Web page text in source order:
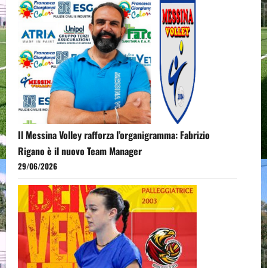
Il Messina Volley rafforza l’organigramma: Fabrizio
Rigano è il nuovo Team Manager
29/06/2026